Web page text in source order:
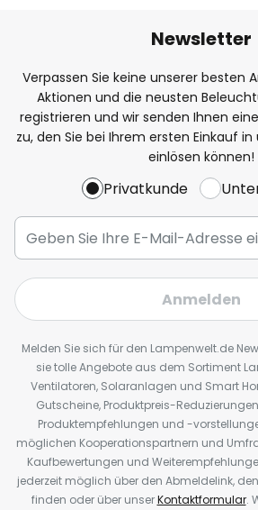
Newsletter
Verpassen Sie keine unserer besten
Aktionen und die neusten
registrieren und wir senden Ihnen
zu, den Sie bei Ihrem ersten Einkauf
einlösen können!
Privatkunde
Anmelden
Melden Sie sich für den Lampenwelt.de
sie tolle Angebote aus dem Sortiment
Ventilatoren, Solaranlagen und Smart
Gutscheine, Produktpreis-
Produktempfehlungen und -
möglichen Kooperationspartnern und
Kaufbewertungen und
jederzeit möglich über den Abmeldelink,
finden oder über unserKontaktformular.